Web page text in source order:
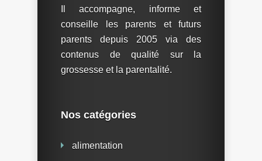
Il accompagne, informe et
conseille les parents et futurs
parents depuis 2005 via des
contenus de qualité sur la
grossesse et la parentalité.
Nos catégories
alimentation